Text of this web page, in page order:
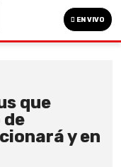
EN VIVO
que
y en